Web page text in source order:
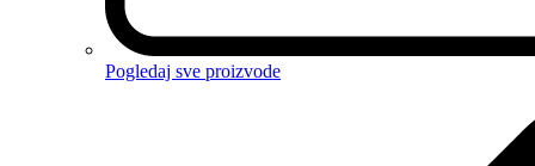
Pogledaj sve proizvode